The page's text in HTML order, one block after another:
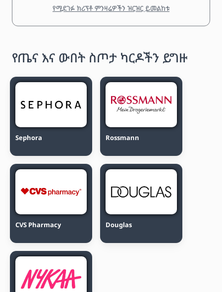
የሚደገፉ ክሪፕቶ ምንዛሬዎችን ዝርዝር ይመልከቱ
የጤና እና ውበት ስጦታ ካርዶችን ይግዙ
Sephora Rossmann
CVS Pharmacy Douglas